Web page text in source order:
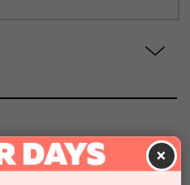
$6430x KG
$86.990 $73.941 ×